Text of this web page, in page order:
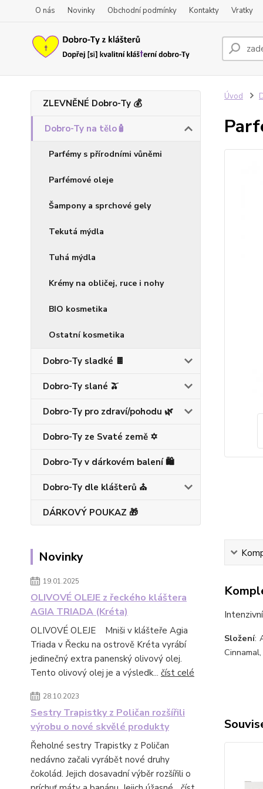
O nás Novinky Obchodní podmínky Kontakty Vratky
ZLEVNĚNÉ Dobro-Ty 💰
Dobro-Ty na tělo🧴
Parfémy s přírodními vůněmi
Parfémové oleje
Šampony a sprchové gely
Tekutá mýdla
Tuhá mýdla
Krémy na obličej, ruce i nohy
BIO kosmetika
Ostatní kosmetika
Dobro-Ty sladké 🍫
Dobro-Ty slané 🫒
Dobro-Ty pro zdraví/pohodu 🌿
Dobro-Ty ze Svaté země ✡️
Dobro-Ty v dárkovém balení 🛍️
Dobro-Ty dle klášterů ⛪
DÁRKOVÝ POUKAZ 🎁
Novinky
19.01.2025
OLIVOVÉ OLEJE z řeckého kláštera
AGIA TRIADA (Kréta)
OLIVOVÉ OLEJE Mniši v klášteře Agia
Triada v Řecku na ostrově Kréta vyrábí
jedinečný extra panenský olivový olej.
Tento olivový olej je a výsledk... číst celé
28.10.2023
Sestry Trapistky z Poličan rozšířili
výrobu o nové skvělé produkty
Řeholné sestry Trapistky z Poličan
nedávno začali vyrábět nové druhy
čokolád. Jejich dosavadní výběr rozšířili o
Úvod
Složení: